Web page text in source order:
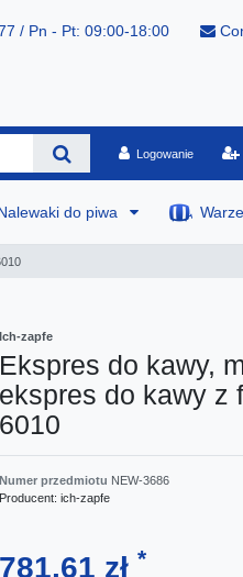
/ Pn - Pt: 09:00-18:00
Logowanie
do piwa
Ich-zapfe
Ekspres do kawy,
ekspres do kawy z
6010
Numer przedmiotu NEW-3686
Producent: ich-zapfe
781,61 zł *